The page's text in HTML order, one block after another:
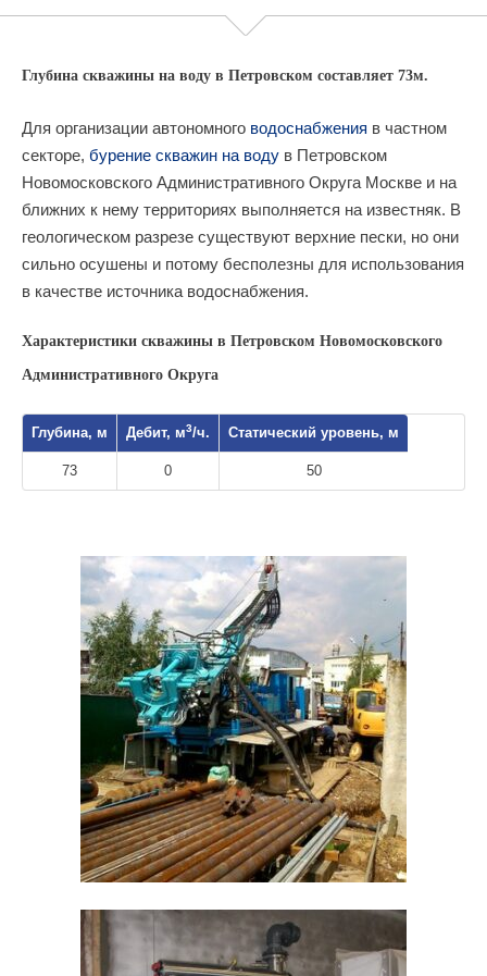
Глубина скважины на воду в Петровском составляет 73м.
Для организации автономного водоснабжения в частном
секторе, бурение скважин на воду в Петровском
Новомосковского Административного Округа Москве и на
ближних к нему территориях выполняется на известняк. В
геологическом разрезе существуют верхние пески, но они
сильно осушены и потому бесполезны для использования
в качестве источника водоснабжения.
Характеристики скважины в Петровском Новомосковского
Административного Округа
Глубина, м Дебит, м3/ч. Статический уровень, м
73 0 50